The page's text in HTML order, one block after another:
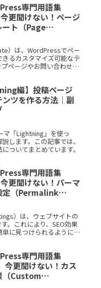
専門用語集
更聞けない！ページ
ート（Page
）は、WordPressでペー
るカスタマイズ可能なテ
ページやお問い合わせペ
や機能を学ぶことで、さ
編】投稿ページ
ンツを作る方法｜副
マ「Lightning」を使っ
します。この記事では、
ついてまとめています。
専門用語集
更聞けない！パーマ
定（Permalink
）は、ウェブサイトの
。これにより、SEO効果
に見つけられるようにな
の評価が向上します。
専門用語集
今更聞けない！カス
（Custom